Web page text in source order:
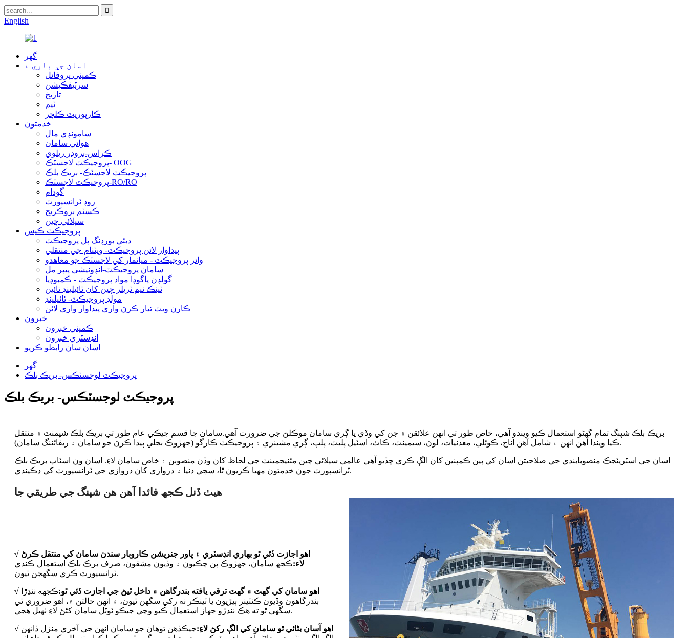
English
گهر
اسان جي باري ۾
ڪمپني پروفائل
سرٽيفڪيشن
تاريخ
ٽيم
ڪارپوريٽ ڪلچر
خدمتون
سامونڊي مال
هوائي سامان
ڪراس-بروڊر ريلوي
پروجيڪٽ لاجسٽڪ- OOG
پروجيڪٽ لاجسٽڪ- بريڪ بلڪ
پروجيڪٽ لاجسٽڪ-RO/RO
گودام
روڊ ٽرانسپورٽ
ڪسٽم بروڪريج
سپلائي چين
پروجيڪٽ ڪيس
دبئي بورڊنگ پل پروجيڪٽ
پيداوار لائن پروجيڪٽ- ويٽنام جي منتقلي
وائر پروجيڪٽ - ميانمار کي لاجسٽڪ جو معاهدو
سامان پروجيڪٽ-انڊونيشي پيپر مل
گولڊن پاگوڊا مواد پروجيڪٽ - ڪمبوڊيا
ٽينڪ نيم ٽريلر چين کان ٿائيلينڊ تائين
مولڊ پروجيڪٽ- ٿائيلينڊ
ڪارن ويٽ تيار ڪرڻ واري پيداوار واري لائن
خبرون
ڪمپني خبرون
انڊسٽري خبرون
اسان سان رابطو ڪريو
گهر
پروجيڪٽ لوجسٽڪس- بريڪ بلڪ
پروجيڪٽ لوجسٽڪس- بريڪ بلڪ
بريڪ بلڪ شپنگ تمام گهڻو استعمال ڪيو ويندو آهي، خاص طور تي انهن علائقن ۾ جن کي وڏي يا ڳري سامان موڪلڻ جي ضرورت آهي.سامان جا قسم جيڪي عام طور تي بريڪ بلڪ شپمنٽ ۾ منتقل
ڪيا ويندا آهن انهن ۾ شامل آهن اناج، ڪوئلي، معدنيات، لوڻ، سيمينٽ، ڪاٺ، اسٽيل پليٽ، پلپ، ڳري مشينري ۽ پروجيڪٽ ڪارگو (جهڙوڪ بجلي پيدا ڪرڻ جو سامان ۽ ريفائننگ سامان).
اسان جي اسٽريٽجڪ منصوبابندي جي صلاحيتن اسان کي ٻين ڪمپنين کان الڳ ڪري ڇڏيو آهي عالمي سپلائي چين مئنيجمينٽ جي لحاظ کان وڏن منصوبن ۽ خاص سامان لاءِ. اسان ون اسٽاپ بريڪ بلڪ
ٽرانسپورٽ جون خدمتون مهيا ڪريون ٿا، سڄي دنيا ۾ دروازي کان دروازي جي ٽرانسپورٽ کي ڍڪيندي.
ھيٺ ڏنل ڪجھ فائدا آھن ھن شپنگ جي طريقي جا
√ اهو اجازت ڏئي ٿو بھاري انڊسٽري ۽ پاور جنريشن ڪاروبار سندن سامان کي منتقل ڪرڻ
لاء:ڪجھ سامان، جهڙوڪ پن چڪيون ۽ وڏيون مشقون، صرف برڪ بلڪ استعمال ڪندي
ٽرانسپورٽ ڪري سگھجن ٿيون.
√ اھو سامان کي گھٽ ۾ گھٽ ترقي يافته بندرگاھن ۾ داخل ٿيڻ جي اجازت ڏئي ٿو:ڪجهه ننڍڙا
بندرگاهون وڏيون ڪنٽينر ٻيڙيون يا ٽينڪر نه رکي سگھن ٿيون، ۽ انهن حالتن ۾، اهو ضروري ٿي
سگهي ٿو ته هڪ ننڍڙو جهاز استعمال ڪيو وڃي جيڪو ٽوٽل سامان کڻڻ لاءِ ٺهيل هجي.
√ اهو آسان بڻائي ٿو سامان کي الڳ رکڻ لاءِ:جيڪڏھن توھان جو سامان انھن جي آخري منزل ڏانھن